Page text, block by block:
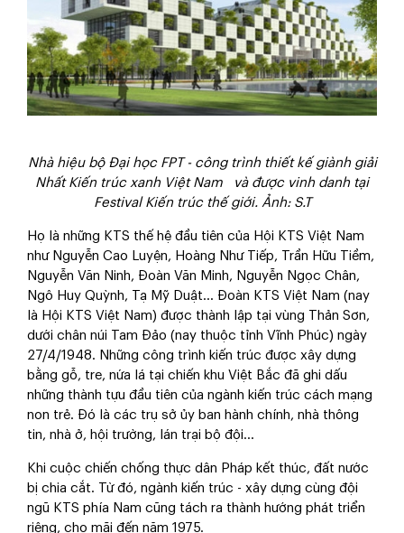
Nhà hiệu bộ Đại học FPT - công trình thiết kế giành giải
Nhất Kiến trúc xanh Việt Nam và được vinh danh tại
Festival Kiến trúc thế giới. Ảnh: S.T
Họ là những KTS thế hệ đầu tiên của Hội KTS Việt Nam
như Nguyễn Cao Luyện, Hoàng Như Tiếp, Trần Hữu Tiềm,
Nguyễn Văn Ninh, Đoàn Văn Minh, Nguyễn Ngọc Chân,
Ngô Huy Quỳnh, Tạ Mỹ Duật… Đoàn KTS Việt Nam (nay
là Hội KTS Việt Nam) được thành lập tại vùng Thản Sơn,
dưới chân núi Tam Đảo (nay thuộc tỉnh Vĩnh Phúc) ngày
27/4/1948. Những công trình kiến trúc được xây dựng
bằng gỗ, tre, nứa lá tại chiến khu Việt Bắc đã ghi dấu
những thành tựu đầu tiên của ngành kiến trúc cách mạng
non trẻ. Đó là các trụ sở ủy ban hành chính, nhà thông
tin, nhà ở, hội trường, lán trại bộ đội...
Khi cuộc chiến chống thực dân Pháp kết thúc, đất nước
bị chia cắt. Từ đó, ngành kiến trúc - xây dựng cùng đội
ngũ KTS phía Nam cũng tách ra thành hướng phát triển
riêng, cho mãi đến năm 1975.